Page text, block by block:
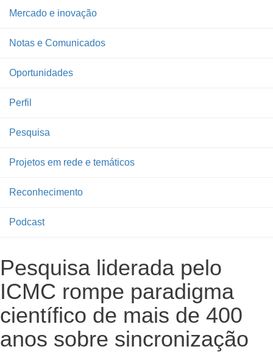
Mercado e inovação
Notas e Comunicados
Oportunidades
Perfil
Pesquisa
Projetos em rede e temáticos
Reconhecimento
Podcast
Pesquisa liderada pelo
ICMC rompe paradigma
científico de mais de 400
anos sobre sincronização